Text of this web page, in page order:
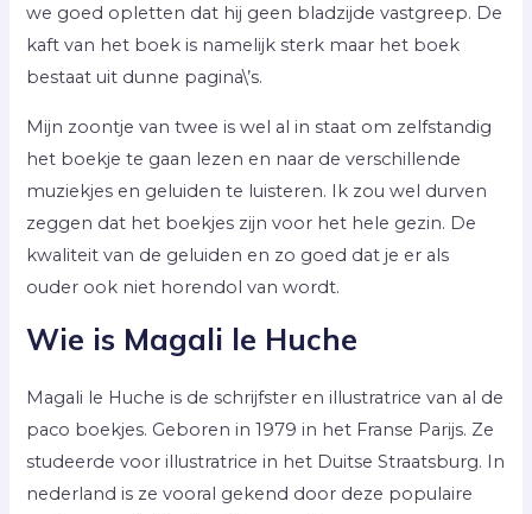
we goed opletten dat hij geen bladzijde vastgreep. De
kaft van het boek is namelijk sterk maar het boek
bestaat uit dunne pagina\’s.
Mijn zoontje van twee is wel al in staat om zelfstandig
het boekje te gaan lezen en naar de verschillende
muziekjes en geluiden te luisteren. Ik zou wel durven
zeggen dat het boekjes zijn voor het hele gezin. De
kwaliteit van de geluiden en zo goed dat je er als
ouder ook niet horendol van wordt.
Wie is Magali le Huche
Magali le Huche is de schrijfster en illustratrice van al de
paco boekjes. Geboren in 1979 in het Franse Parijs. Ze
studeerde voor illustratrice in het Duitse Straatsburg. In
nederland is ze vooral gekend door deze populaire